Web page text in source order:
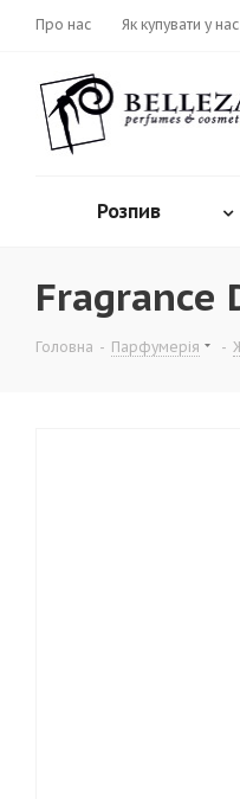
Про нас Як купувати у нас
Розпив
Fragrance
Головна - Парфумерія -